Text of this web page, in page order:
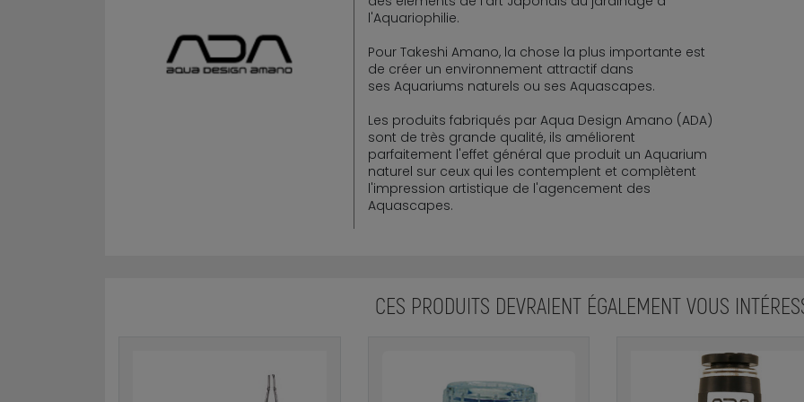
l'Aquariophilie.
Pour Takeshi Amano, la chose la plus importante est
de créer un environnement attractif dans
ses Aquariums naturels ou ses Aquascapes.
Les produits fabriqués par Aqua Design Amano (ADA)
sont de très grande qualité, ils améliorent
parfaitement l'effet général que produit un Aquarium
naturel sur ceux qui les contemplent et complètent
l'impression artistique de l'agencement des
Aquascapes.
CES PRODUITS DEVRAIENT ÉGALEMENT VOUS